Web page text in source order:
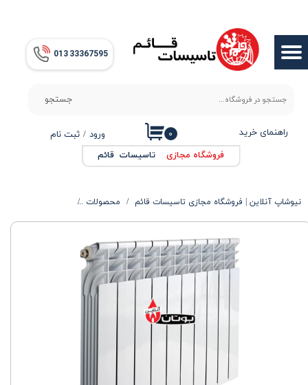
013​​​​​​​ 33367595
جستجو
ورود / ثبت نام
حساب کاربری من
تغییر گذر واژه
سفارشات
خروج از حساب کاربری
راهنمای خرید ۰
فروشگاه مجازی تاسیسات قائم
نیوشاپ آنلاین | فروشگاه مجازی تاسیسات قائم محصولات